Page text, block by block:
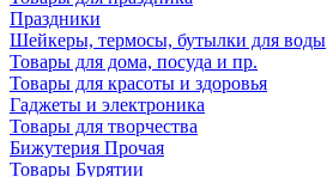
Праздники
Шейкеры, термосы, бутылки для воды
Товары для дома, посуда и пр.
Товары для красоты и здоровья
Гаджеты и электроника
Товары для творчества
Бижутерия Прочая
Товары Бурятии